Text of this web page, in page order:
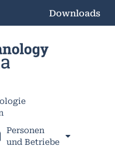
Downloads
Personen
und Betriebe